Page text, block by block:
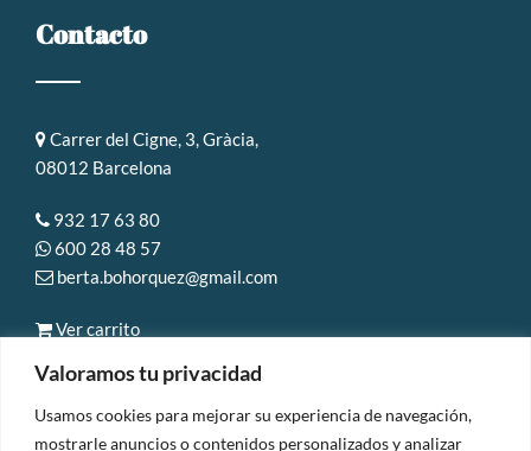
Valoramos tu privacidad
Usamos cookies para mejorar su experiencia de navegación,
mostrarle anuncios o contenidos personalizados y analizar
Contacto
Carrer del Cigne, 3, Gràcia,
08012 Barcelona
932 17 63 80
600 28 48 57
berta.bohorquez@gmail.com
Ver carrito